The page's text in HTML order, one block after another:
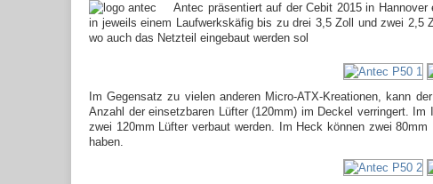
Antec präsentiert auf der Cebit 2015 in
in jeweils einem Laufwerkskäfig bis zu drei 3,5 Zoll und zwei 2,5
wo auch das Netzteil eingebaut werden sol
Im Gegensatz zu vielen anderen Micro-ATX-Kreationen, kann
Anzahl der einsetzbaren Lüfter (120mm) im Deckel verringert.
zwei 120mm Lüfter verbaut werden. Im Heck können zwei
haben.